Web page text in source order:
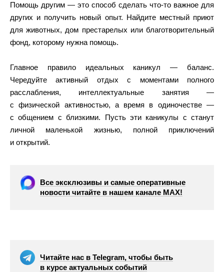
Помощь другим — это способ сделать что-то важное для
других и получить новый опыт. Найдите местный приют
для животных, дом престарелых или благотворительный
фонд, которому нужна помощь.
Главное правило идеальных каникул — баланс.
Чередуйте активный отдых с моментами полного
расслабления, интеллектуальные занятия —
с физической активностью, а время в одиночестве —
с общением с близкими. Пусть эти каникулы с станут
личной маленькой жизнью, полной приключений
и открытий.
Все эксклюзивы и самые оперативные
новости читайте в нашем канале МАХ!
Читайте нас в Telegram, чтобы быть
в курсе актуальных событий